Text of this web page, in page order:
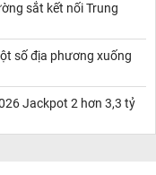
sắt kết nối Trung
số địa phương xuống
Jackpot 2 hơn 3,3 tỷ